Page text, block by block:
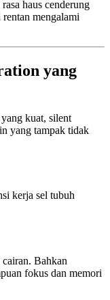
haus cenderung
mengalami
yang
kuat, silent
yang tampak tidak
kerja sel tubuh
cairan. Bahkan
fokus dan memori